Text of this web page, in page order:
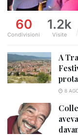
60
Condivisioni
1.2k
Visite
A
8